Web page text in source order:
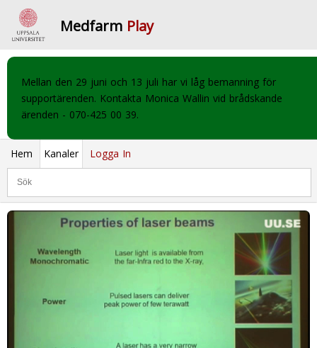
Medfarm Play
Mellan den 29 juni och 13 juli har vi låg bemanning för
supportärenden. Kontakta Monica Wallin vid brådskande
ärenden - 070-425 00 39.
Hem Kanaler Logga In